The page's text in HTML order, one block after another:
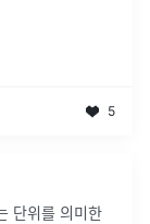
5
단위를 의미한